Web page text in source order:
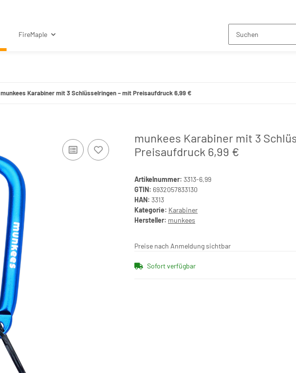
FireMaple
munkees Karabiner mit 3 Schlüsselringen – mit Preisaufdruck 6,99 €
munkees Karabiner mit 3
Preisaufdruck 6,99 €
Artikelnummer: 3313-6,99
GTIN: 6932057833130
HAN: 3313
Kategorie: Karabiner
Hersteller: munkees
Preise nach Anmeldung sichtbar
Sofort verfügbar